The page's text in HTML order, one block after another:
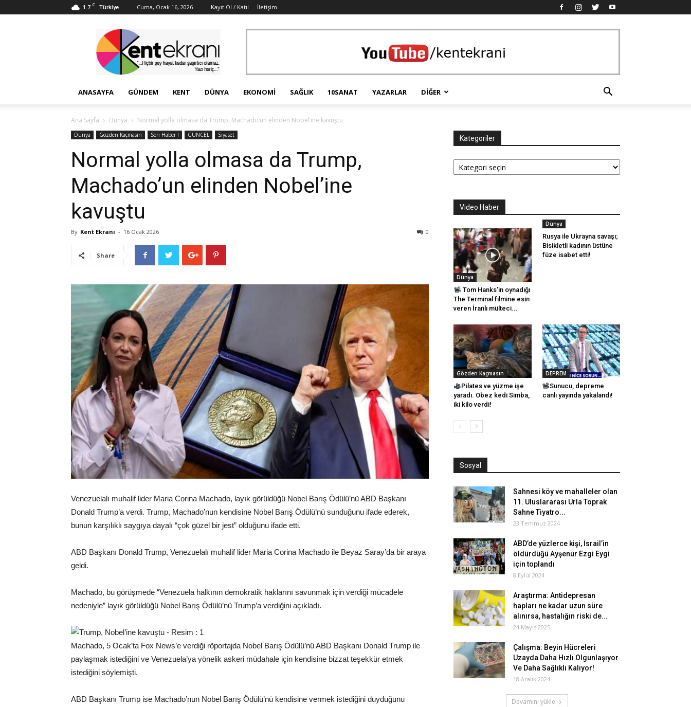
1.7 C Türkiye Cuma, Ocak 16, 2026 Kayıt Ol / Katıl İletişim
Ekranı
ANASAYFA GÜNDEM KENT DÜNYA EKONOMI SAĞLIK 10SANAT YAZARLAR DIĞER
Ana Sayfa Dünya Normal yolla olmasa da Trump, Machado’un elinden Nobel’ine kavuştu
Dünya Gözden Kaçmasın Son Haber ! GÜNCEL Siyaset
Normal yolla olmasa da Trump,
Machado’un elinden Nobel’ine
kavuştu
By Kent Ekranı - 16 Ocak 2026 0
Share
Venezuelalı muhalif lider Maria Corina Machado, layık görüldüğü Nobel Barış Ödülü’nü ABD Başkanı
Donald Trump’a verdi. Trump, Machado’nun kendisine Nobel Barış Ödülü’nü sunduğunu ifade ederek,
bunun karşılıklı saygıya dayalı “çok güzel bir jest” olduğunu ifade etti.
ABD Başkanı Donald Trump, Venezuelalı muhalif lider Maria Corina Machado ile Beyaz Saray’da bir araya
geldi.
Machado, bu görüşmede “Venezuela halkının demokratik haklarını savunmak için verdiği mücadele
nedeniyle” layık görüldüğü Nobel Barış Ödülü’nü Trump’a verdiğini açıkladı.
Machado, 5 Ocak’ta Fox News’e verdiği röportajda Nobel Barış Ödülü’nü ABD Başkanı Donald Trump ile
paylaşmak istediğini ve Venezuela’ya yönelik askeri müdahale için kendisine bizzat teşekkür etmek
istediğini söylemişti.
ABD Başkanı Trump ise Machado’nun Nobel Barış Ödülü’nü kendisine vermek istediğini duyduğunu
Kategoriler
Kategoriler
Video Haber
Dünya
Tom Hanks’in oynadığı
The Terminal filmine esin
veren İranlı mülteci...
Dünya
Rusya ile Ukrayna savaşı;
Bisikletli kadının üstüne
füze isabet etti!
Gözden Kaçmasın
Pilates ve yüzme işe
yaradı. Obez kedi Simba,
iki kilo verdi!
DEPREM
Sunucu, depreme
canlı yayında yakalandı!
Sosyal
Sahnesi köy ve mahalleler olan
11. Uluslararası Urla Toprak
Sahne Tiyatro...
23 Temmuz 2024
ABD’de yüzlerce kişi, İsrail’in
öldürdüğü Ayşenur Ezgi Eygi
için toplandı
8 Eylül 2024
Araştırma: Antidepresan
hapları ne kadar uzun süre
alınırsa, hastalığın riski de...
24 Mayıs 2025
Çalışma: Beyin Hücreleri
Uzayda Daha Hızlı Olgunlaşıyor
Ve Daha Sağlıklı Kalıyor!
18 Aralık 2024
Devamını yükle